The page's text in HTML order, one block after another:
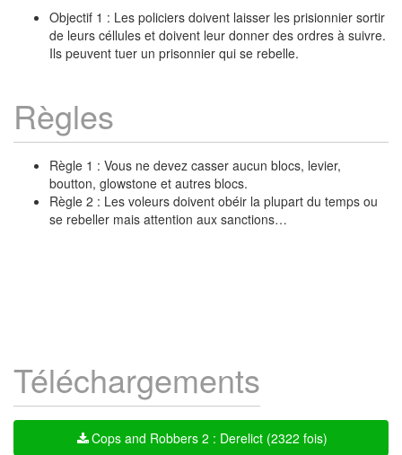
Objectif 1 : Les policiers doivent laisser les prisionnier sortir
de leurs céllules et doivent leur donner des ordres à suivre.
Ils peuvent tuer un prisonnier qui se rebelle.
Règles
Règle 1 : Vous ne devez casser aucun blocs, levier,
boutton, glowstone et autres blocs.
Règle 2 : Les voleurs doivent obéir la plupart du temps ou
se rebeller mais attention aux sanctions…
Téléchargements
Cops and Robbers 2 : Derelict (2322 fois)